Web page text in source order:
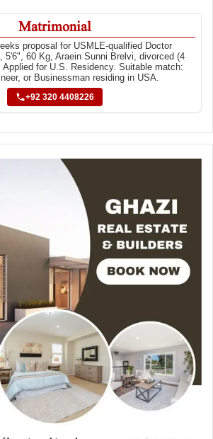
Matrimonial
proposal for USMLE-qualified Doctor
5'6", 60 Kg, Araein Sunni Brelvi, divorced (4
Applied for U.S. Residency. Suitable match:
or Businessman residing in USA.
+92 320 4408226